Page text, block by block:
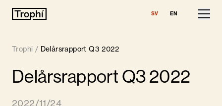
Finansiell information
SV EN
Trophi / Delårsrapport Q3 2022
Delårsrapport Q3 2022
2022/11/24